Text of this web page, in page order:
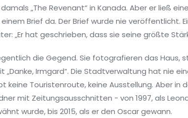
„The Revenant“ in Kanada. Aber er ließ
Brief da. Der Brief wurde nie veröffentlicht.
„Er hat geschrieben, dass sie seine größte
die Gegend. Sie fotografieren das Haus,
Irmgard“. Die Stadtverwaltung hat nie
keine Touristenroute, keine Ausstellung. Aber in
mit Zeitungsausschnitten - von 1997, als
wurde, bis 2015, als er den Oscar gewann.